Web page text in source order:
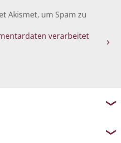
Akismet, um Spam zu
verarbeitet